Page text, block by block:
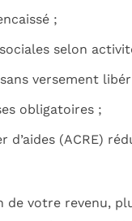
;
selon
versement
obligatoires ;
(ACRE)
de votre revenu,